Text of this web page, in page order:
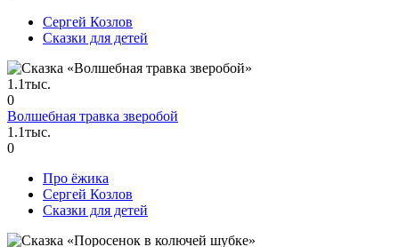
Сергей Козлов
Сказки для детей
1.1тыс.
0
Волшебная травка зверобой
1.1тыс.
0
Про ёжика
Сергей Козлов
Сказки для детей